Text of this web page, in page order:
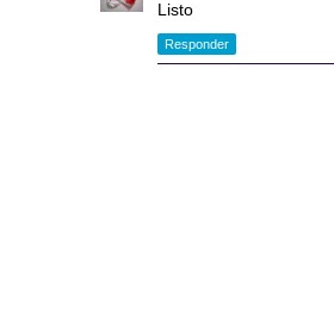
Listo
Responder